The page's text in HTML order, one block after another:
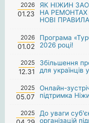
2026
01.23
ЯК НІЖИН
НА
НОВІ ПРАВИЛА
2026
01.02
Програма
2026 році!
2025
12.31
Збільшення
для українців
2025
05.07
Онлайн-
підтримка
2025
До уваги
організацій